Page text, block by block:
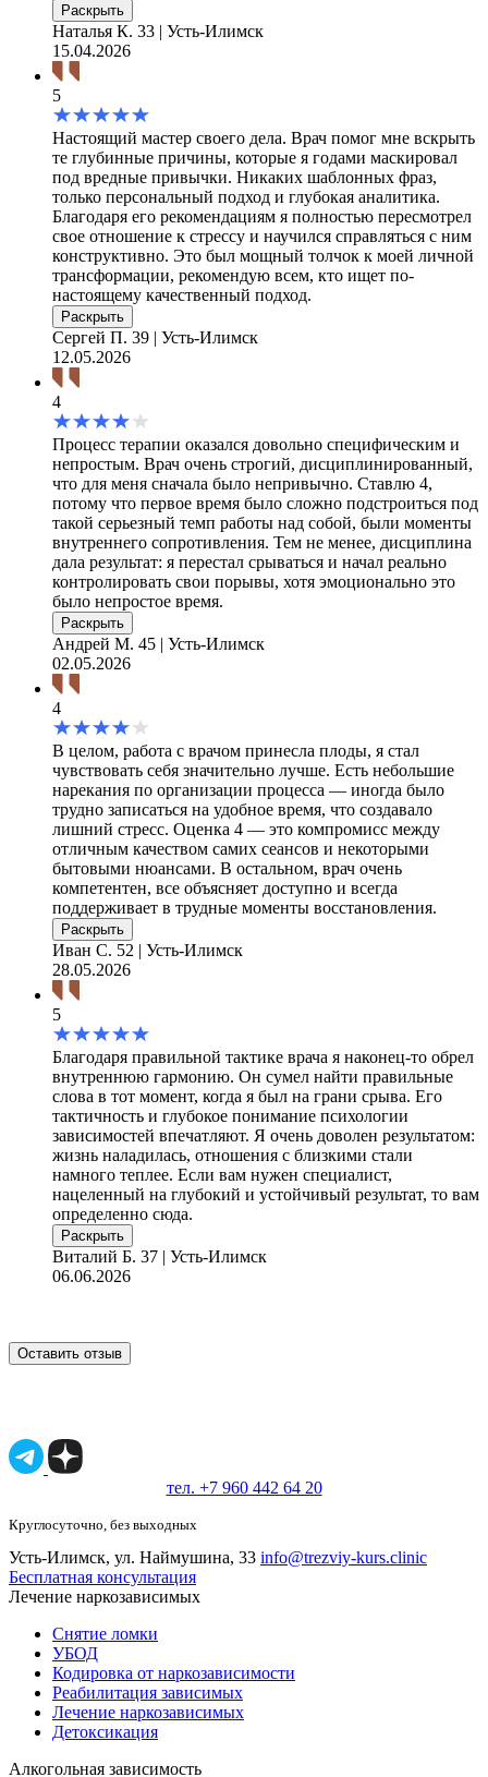
Раскрыть
Наталья К. 33 | Усть-Илимск
15.04.2026
5
Настоящий мастер своего дела. Врач помог мне вскрыть
те глубинные причины, которые я годами маскировал
под вредные привычки. Никаких шаблонных фраз,
только персональный подход и глубокая аналитика.
Благодаря его рекомендациям я полностью пересмотрел
свое отношение к стрессу и научился справляться с ним
конструктивно. Это был мощный толчок к моей личной
трансформации, рекомендую всем, кто ищет по-
настоящему качественный подход.
Раскрыть
Сергей П. 39 | Усть-Илимск
12.05.2026
4
Процесс терапии оказался довольно специфическим и
непростым. Врач очень строгий, дисциплинированный,
что для меня сначала было непривычно. Ставлю 4,
потому что первое время было сложно подстроиться под
такой серьезный темп работы над собой, были моменты
внутреннего сопротивления. Тем не менее, дисциплина
дала результат: я перестал срываться и начал реально
контролировать свои порывы, хотя эмоционально это
было непростое время.
Раскрыть
Андрей М. 45 | Усть-Илимск
02.05.2026
4
В целом, работа с врачом принесла плоды, я стал
чувствовать себя значительно лучше. Есть небольшие
нарекания по организации процесса — иногда было
трудно записаться на удобное время, что создавало
лишний стресс. Оценка 4 — это компромисс между
отличным качеством самих сеансов и некоторыми
бытовыми нюансами. В остальном, врач очень
компетентен, все объясняет доступно и всегда
поддерживает в трудные моменты восстановления.
Раскрыть
Иван С. 52 | Усть-Илимск
28.05.2026
5
Благодаря правильной тактике врача я наконец-то обрел
внутреннюю гармонию. Он сумел найти правильные
слова в тот момент, когда я был на грани срыва. Его
тактичность и глубокое понимание психологии
зависимостей впечатляют. Я очень доволен результатом:
жизнь наладилась, отношения с близкими стали
намного теплее. Если вам нужен специалист,
нацеленный на глубокий и устойчивый результат, то вам
определенно сюда.
Раскрыть
Виталий Б. 37 | Усть-Илимск
06.06.2026
Оставить отзыв
тел. +7 960 442 64 20
Круглосуточно, без выходных
Усть-Илимск, ул. Наймушина, 33 info@trezviy-kurs.clinic
Бесплатная консультация
Лечение наркозависимых
Снятие ломки
УБОД
Кодировка от наркозависимости
Реабилитация зависимых
Лечение наркозависимых
Детоксикация
Алкогольная зависимость